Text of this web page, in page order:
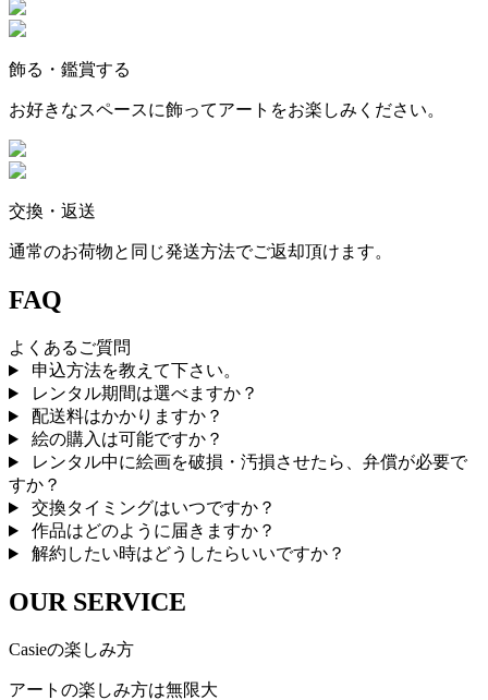
飾る・鑑賞する
お好きなスペースに飾ってアートをお楽しみください。
交換・返送
通常のお荷物と同じ発送方法でご返却頂けます。
FAQ
よくあるご質問
申込方法を教えて下さい。
レンタル期間は選べますか？
配送料はかかりますか？
絵の購入は可能ですか？
レンタル中に絵画を破損・汚損させたら、弁償が必要で
すか？
交換タイミングはいつですか？
作品はどのように届きますか？
解約したい時はどうしたらいいですか？
OUR SERVICE
Casieの楽しみ方
アートの楽しみ方は無限大